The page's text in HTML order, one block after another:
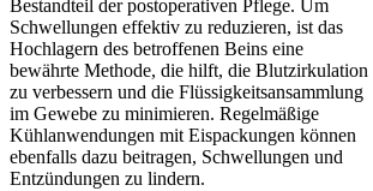
Bestandteil der postoperativen Pflege. Um
Schwellungen effektiv zu reduzieren, ist das
Hochlagern des betroffenen Beins eine
bewährte Methode, die hilft, die Blutzirkulation
zu verbessern und die Flüssigkeitsansammlung
im Gewebe zu minimieren. Regelmäßige
Kühlanwendungen mit Eispackungen können
ebenfalls dazu beitragen, Schwellungen und
Entzündungen zu lindern.